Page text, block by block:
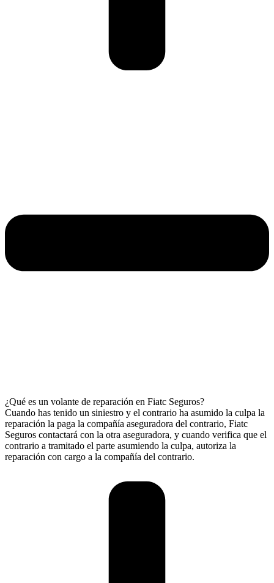
¿Qué es un volante de reparación en Fiatc Seguros?
Cuando has tenido un siniestro y el contrario ha asumido la culpa la
reparación la paga la compañía aseguradora del contrario, Fiatc
Seguros contactará con la otra aseguradora, y cuando verifica que el
contrario a tramitado el parte asumiendo la culpa, autoriza la
reparación con cargo a la compañía del contrario.